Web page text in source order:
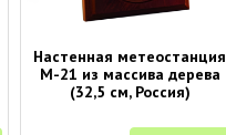
Настенная метеостанция
М-21 из массива дерева
(32,5 см, Россия)